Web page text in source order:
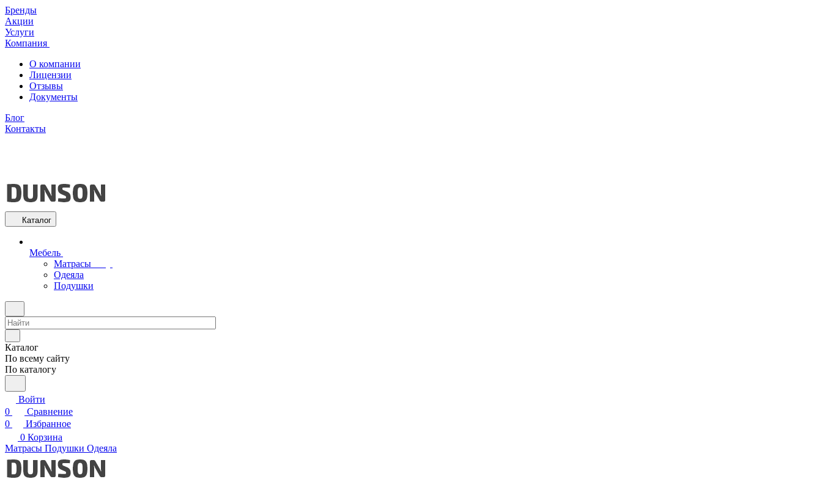
Бренды
Акции
Услуги
Компания
О компании
Лицензии
Отзывы
Документы
Блог
Контакты
Каталог
Мебель
Матрасы
Одеяла
Подушки
Каталог
По всему сайту
По каталогу
Войти
0
Сравнение
0
Избранное
0 Корзина
Матрасы Подушки Одеяла